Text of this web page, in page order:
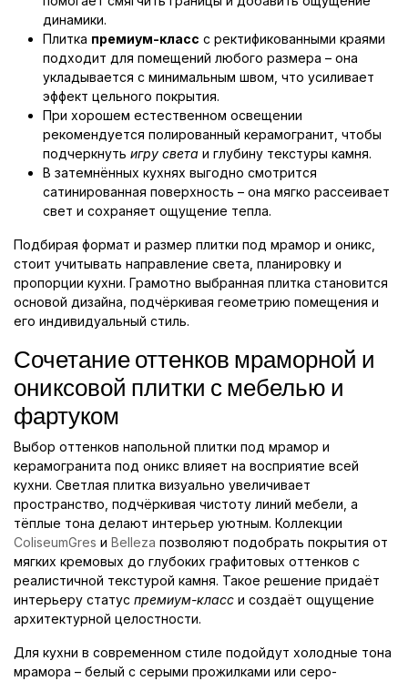
динамики.
Плитка премиум-класс с ректификованными краями
подходит для помещений любого размера – она
укладывается с минимальным швом, что усиливает
эффект цельного покрытия.
При хорошем естественном освещении
рекомендуется полированный керамогранит, чтобы
подчеркнуть игру света и глубину текстуры камня.
В затемнённых кухнях выгодно смотрится
сатинированная поверхность – она мягко рассеивает
свет и сохраняет ощущение тепла.
Подбирая формат и размер плитки под мрамор и оникс,
стоит учитывать направление света, планировку и
пропорции кухни. Грамотно выбранная плитка становится
основой дизайна, подчёркивая геометрию помещения и
его индивидуальный стиль.
Сочетание оттенков мраморной и
ониксовой плитки с мебелью и
фартуком
Выбор оттенков напольной плитки под мрамор и
керамогранита под оникс влияет на восприятие всей
кухни. Светлая плитка визуально увеличивает
пространство, подчёркивая чистоту линий мебели, а
тёплые тона делают интерьер уютным. Коллекции
ColiseumGres и Belleza позволяют подобрать покрытия от
мягких кремовых до глубоких графитовых оттенков с
реалистичной текстурой камня. Такое решение придаёт
интерьеру статус премиум-класс и создаёт ощущение
архитектурной целостности.
Для кухни в современном стиле подойдут холодные тона
мрамора – белый с серыми прожилками или серо-